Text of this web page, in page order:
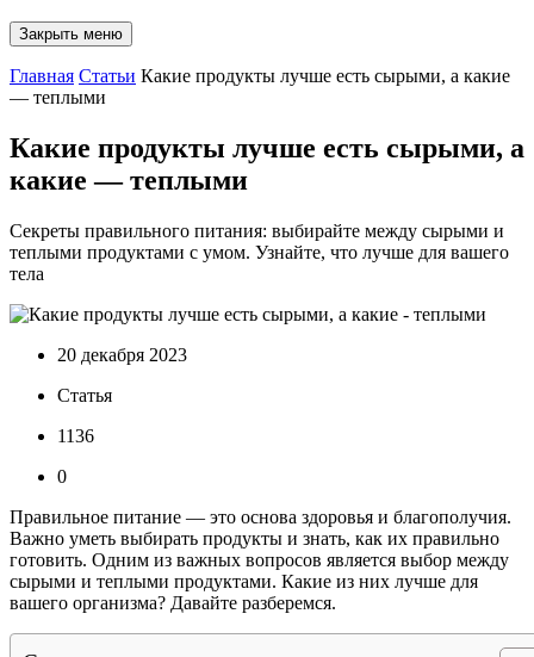
Закрыть меню
Главная Статьи Какие продукты лучше есть сырыми, а какие
— теплыми
Какие продукты лучше есть сырыми, а
какие — теплыми
Секреты правильного питания: выбирайте между сырыми и
теплыми продуктами с умом. Узнайте, что лучше для вашего
тела
20 декабря 2023
Статья
1136
0
Правильное питание — это основа здоровья и благополучия.
Важно уметь выбирать продукты и знать, как их правильно
готовить. Одним из важных вопросов является выбор между
сырыми и теплыми продуктами. Какие из них лучше для
вашего организма? Давайте разберемся.